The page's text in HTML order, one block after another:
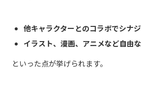
他キャラクターとのコラボでシナ
イラスト、漫画、アニメなど自由
といった点が挙げられます。